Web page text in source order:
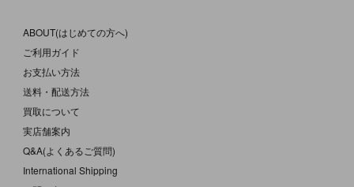
ABOUT(はじめての方へ)
ご利用ガイド
お支払い方法
送料・配送方法
買取について
実店舗案内
Q&A(よくあるご質問)
International Shipping